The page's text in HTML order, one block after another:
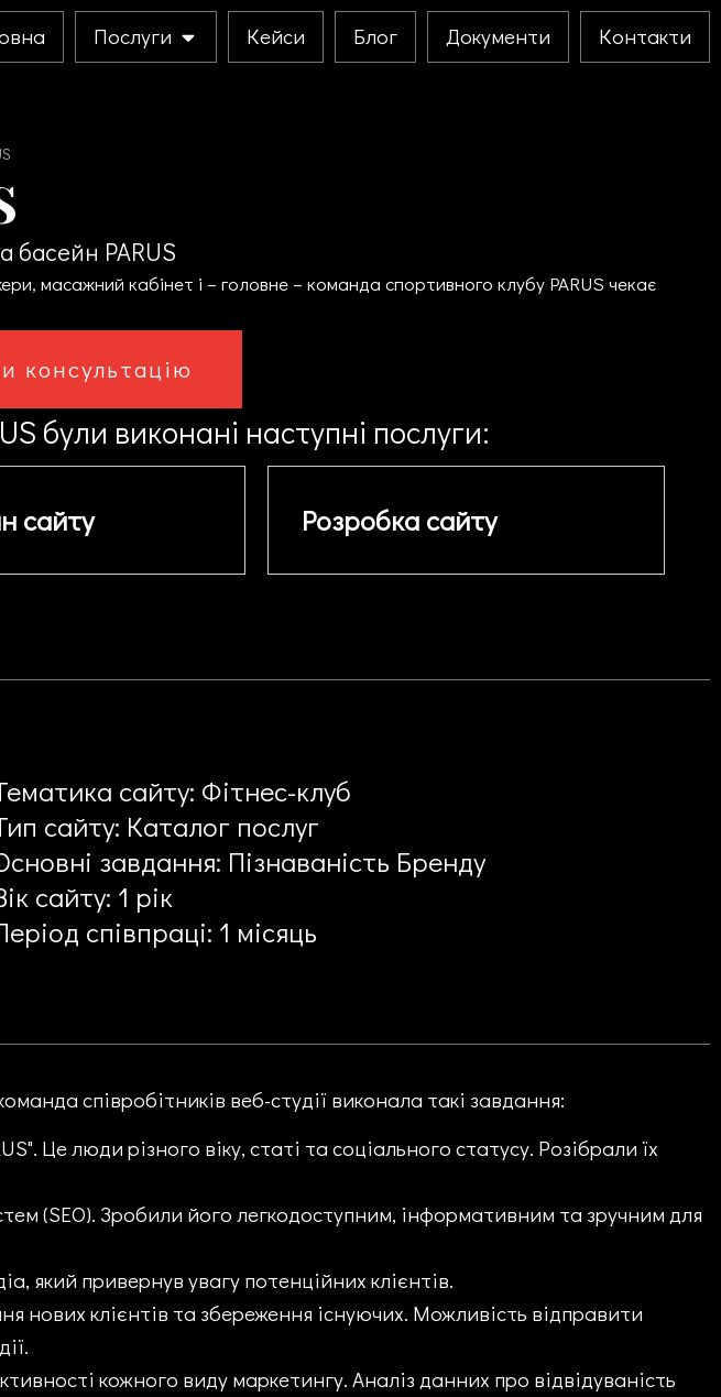
Послуги Кейси Блог Документи Контакти
басейн PARUS
масажний кабінет і – головне – команда спортивного клубу PARUS чекає
консультацію
були виконані наступні послуги:
сайту Розробка сайту
сайту: Фітнес-клуб
сайту: Каталог послуг
завдання: Пізнаваність Бренду
сайту: 1 рік
співпраці: 1 місяць
співробітників веб-студії виконала такі завдання:
Це люди різного віку, статі та соціального статусу. Розібрали їх
(SEO). Зробили його легкодоступним, інформативним та зручним для
який привернув увагу потенційних клієнтів.
нових клієнтів та збереження існуючих. Можливість відправити
кожного виду маркетингу. Аналіз данних про відвідуваність